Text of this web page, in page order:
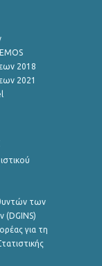
2018
2021
των
(DGINS)
για τη